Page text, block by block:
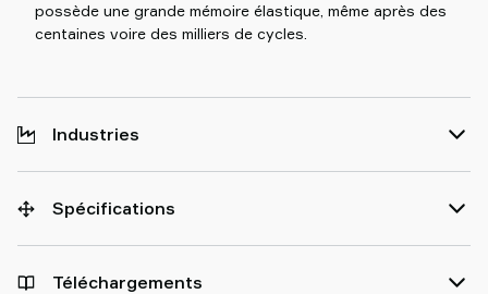
possède une grande mémoire élastique, même après des
centaines voire des milliers de cycles.
Industries
Spécifications
Téléchargements